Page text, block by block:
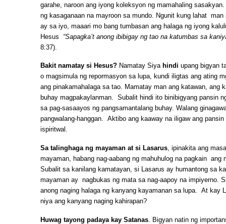
garahe, naroon ang iyong koleksyon ng mamahaling
ng kasaganaan na mayroon sa mundo. Ngunit kung lahat man
ay sa iyo, maaari mo bang tumbasan ang halaga ng iyong
Hesus “Sapagka’t anong ibibigay ng tao na katumbas sa
8:37).
Bakit namatay si Hesus? Namatay Siya hindi upang bigyan
o magsimula ng repormasyon sa lupa, kundi iligtas ang ating
ang pinakamahalaga sa tao. Mamatay man ang katawan, ang
buhay magpakaylanman. Subalit hindi ito binibigyang pansin
sa pag-sasaayos ng pangsamantalang buhay. Walang
pangwalang-hanggan. Aktibo ang kaaway na iligaw ang
ispiritwal.
Sa talinghaga ng mayaman at si Lasarus, ipinakita ang
mayaman, habang nag-aabang ng mahuhulog na pagkain ang
Subalit sa kanilang kamatayan, si Lasarus ay humantong sa
mayaman ay nagbukas ng mata sa nag-aapoy na impiyerno.
anong naging halaga ng kanyang kayamanan sa lupa. At kay
niya ang kanyang naging kahirapan?
Huwag tayong padaya kay Satanas . Bigyan natin ng